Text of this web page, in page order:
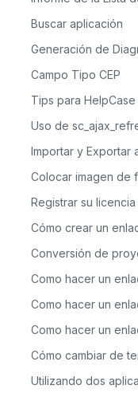
Buscar aplicación
Generación de
Campo Tipo CEP
Tips para HelpCase
Uso de
Colocar imagen de
Registrar su
Cómo crear un
Como hacer un
Como hacer un
Como hacer un
Se pueden definir
el botón Añadir
separada por ' ; '.
4 - Una vez hecho
"Guardar
ejecútelo para
Si ya tiene su
definido las
Documento
artículo***,
paso a paso
aplicación
gratuita. de cargas